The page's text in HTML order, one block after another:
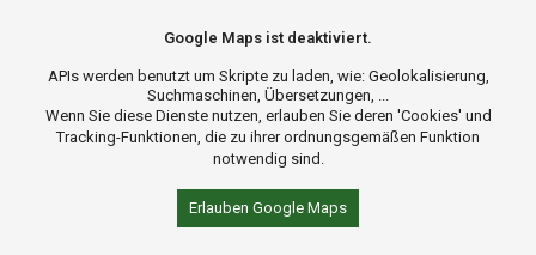
Google Maps ist deaktiviert.
APIs werden benutzt um Skripte zu laden, wie: Geolokalisierung,
Suchmaschinen, Übersetzungen, ...
Wenn Sie diese Dienste nutzen, erlauben Sie deren 'Cookies' und
Tracking-Funktionen, die zu ihrer ordnungsgemäßen Funktion
notwendig sind.
Erlauben Google Maps